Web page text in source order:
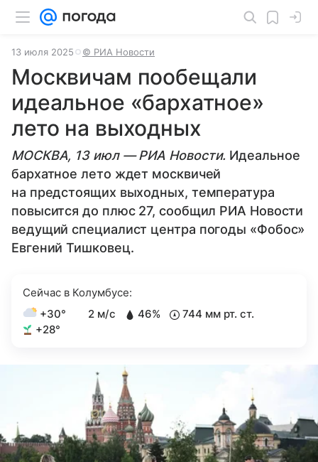
13 июля 2025 © РИА Новости
Москвичам пообещали
идеальное «бархатное»
лето на выходных
МОСКВА, 13 июл — РИА Новости. Идеальное
бархатное лето ждет москвичей
на предстоящих выходных, температура
повысится до плюс 27, сообщил РИА Новости
ведущий специалист центра погоды «Фобос»
Евгений Тишковец.
Сейчас в Колумбусе:
+30°
2 м/с 46%
744 мм рт. ст.
+28°